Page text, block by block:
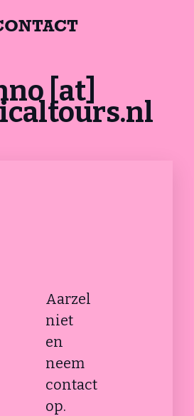
[at]
Aarzel
niet
en
neem
contact
op.